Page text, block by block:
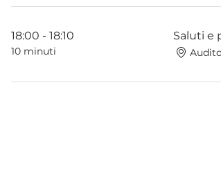
18:00 - 18:10
10 minuti
Saluti e